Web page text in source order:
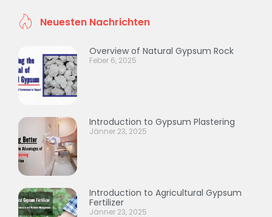
Neuesten Nachrichten
Overview of Natural Gypsum Rock
Feber 6, 2025
Introduction to Gypsum Plastering
Jänner 23, 2025
Introduction to Agricultural Gypsum
Fertilizer
Jänner 23, 2025